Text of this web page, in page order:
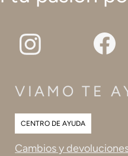
VIAMO TE
CENTRO DE AYUDA
Cambios y